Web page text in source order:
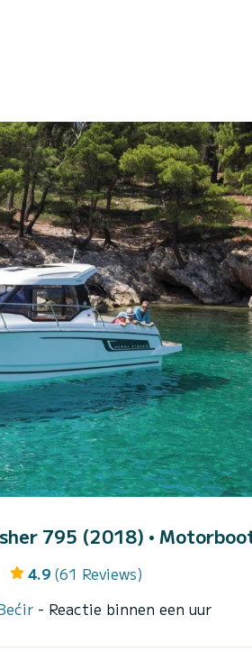
795 (2018) •
4.9 (61 Reviews)
- Reactie binnen een uur